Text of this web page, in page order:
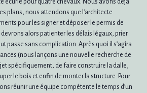
plans, nous attendons que l’architecte
pour les signer et déposer le permis de
alors patienter les délais légaux, prier
passe sans complication. Après quoi il s’agira
(nous lançons une nouvelle recherche de
spécifiquement, de faire construire la dalle,
le bois et enfin de monter la structure. Pour
réunir une équipe compétente le temps d’un